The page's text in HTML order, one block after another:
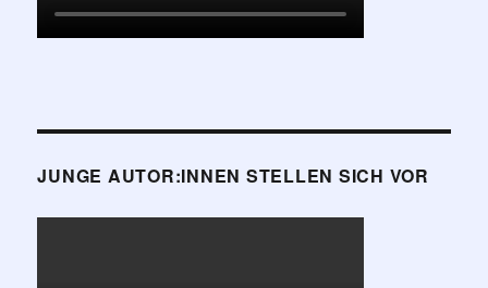
JUNGE AUTOR:INNEN STELLEN SICH VOR